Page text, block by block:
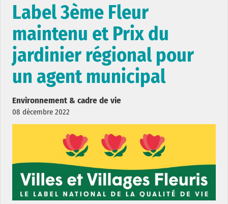
Label 3ème Fleur
maintenu et Prix du
jardinier régional pour
un agent municipal
Environnement & cadre de vie
08 décembre 2022